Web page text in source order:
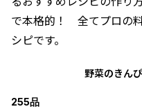
で本格的！ 全てプロの
シピです。
野菜のきん
255品